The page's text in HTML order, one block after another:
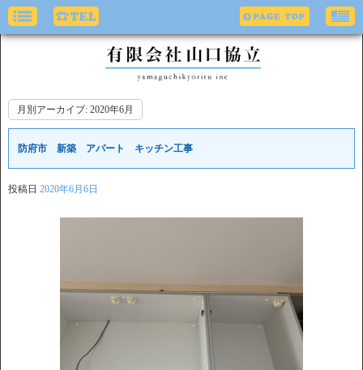
月別アーカイブ: 2020年6月
防府市 新築 アパート キッチン工事
投稿日 2020年6月6日